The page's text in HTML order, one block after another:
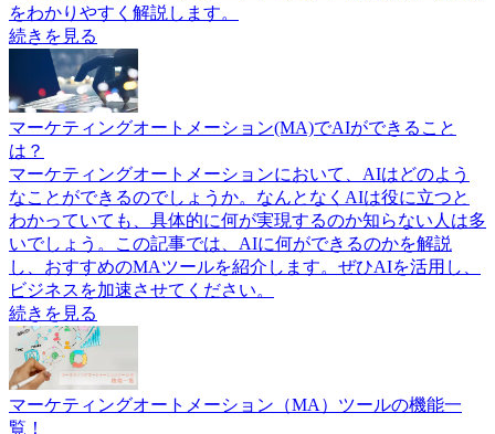
をわかりやすく解説します。
続きを見る
マーケティングオートメーション(MA)でAIができること
は？
マーケティングオートメーションにおいて、AIはどのよう
なことができるのでしょうか。なんとなくAIは役に立つと
わかっていても、具体的に何が実現するのか知らない人は多
いでしょう。この記事では、AIに何ができるのかを解説
し、おすすめのMAツールを紹介します。ぜひAIを活用し、
ビジネスを加速させてください。
続きを見る
マーケティングオートメーション（MA）ツールの機能一
覧！